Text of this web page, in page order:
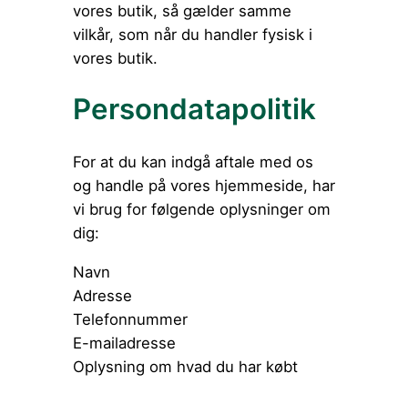
vores butik, så gælder samme
vilkår, som når du handler fysisk i
vores butik.
Persondatapolitik
For at du kan indgå aftale med os
og handle på vores hjemmeside, har
vi brug for følgende oplysninger om
dig:
Navn
Adresse
Telefonnummer
E-mailadresse
Oplysning om hvad du har købt